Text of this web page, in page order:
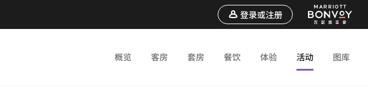
登录或注册
概览 客房 套房 餐饮 体验 活动 图库